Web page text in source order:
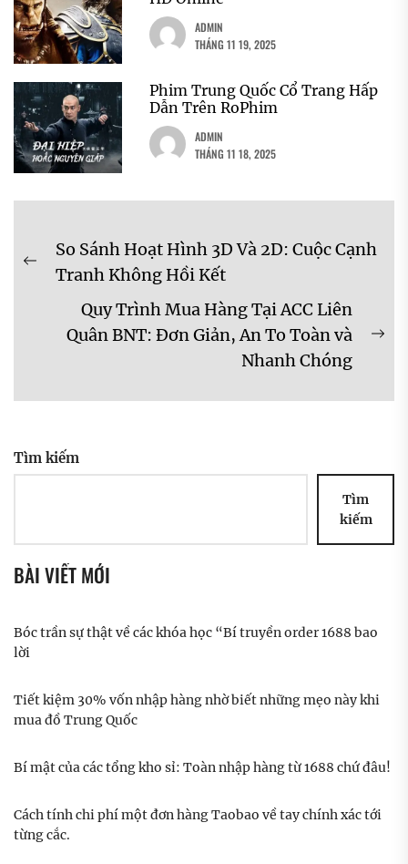
ADMIN
THÁNG 11 19, 2025
Phim Trung Quốc Cổ Trang Hấp
Dẫn Trên RoPhim
ADMIN
THÁNG 11 18, 2025
Điều
hướng
viết
Previous
So Sánh Hoạt Hình 3D Và 2D: Cuộc Cạnh
Tranh Không Hồi Kết
Quy Trình Mua Hàng Tại ACC Liên
Quân BNT: Đơn Giản, An To Toàn và
Nhanh Chóng
Tìm kiếm
Tìm
kiếm
BÀI VIẾT MỚI
Bóc trần sự thật về các khóa học “Bí truyền order 1688 bao
lời
Tiết kiệm 30% vốn nhập hàng nhờ biết những mẹo này khi
mua đồ Trung Quốc
Bí mật của các tổng kho sỉ: Toàn nhập hàng từ 1688 chứ đâu!
Cách tính chi phí một đơn hàng Taobao về tay chính xác tới
từng cắc.